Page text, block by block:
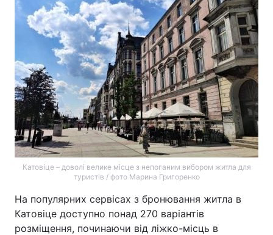
Катовіце – доволі велике місце з непоганим вибором житла для
туристів / фото Марина Григоренко
На популярних сервісах з бронювання житла в
Катовіце доступно понад 270 варіантів
розміщення, починаючи від ліжко-місць в